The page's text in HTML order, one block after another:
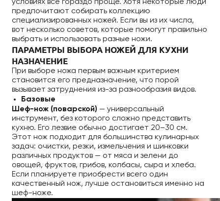
условиях все гораздо проще. Хотя некоторые люди
предпочитают собирать коллекцию
специализированных ножей. Если вы из их числа,
вот несколько советов, которые помогут правильно
выбрать и использовать разные ножи.
ПАРАМЕТРЫ ВЫБОРА НОЖЕЙ ДЛЯ КУХНИ
НАЗНАЧЕНИЕ
При выборе ножа первым важным критерием
становится его предназначение, что порой
вызывает затруднения из-за разнообразия видов.
Базовые
Шеф-нож (поварской) — универсальный
инструмент, без которого сложно представить
кухню. Его лезвие обычно достигает 20–30 см.
Этот нож подходит для большинства кулинарных
задач: очистки, резки, измельчения и шинковки
различных продуктов — от мяса и зелени до
овощей, фруктов, грибов, колбасы, сыра и хлеба.
Если планируете приобрести всего один
качественный нож, лучше остановиться именно на
шеф-ножe.